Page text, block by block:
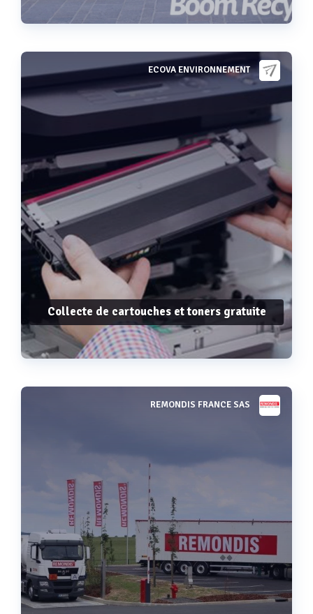
Voir plus
ECOVA ENVIRONNEMENT
Collecte de cartouches et toners gratuite
Voir plus
REMONDIS FRANCE SAS